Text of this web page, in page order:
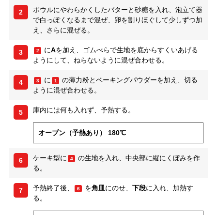
2
ボウルにやわらかくしたバターと砂糖を入れ、泡立て器
で白っぽくなるまで混ぜ、卵を割りほぐして少しずつ加
え、さらに混ぜる。
3 2 にAを加え、ゴムべらで生地を底からすくいあげる
ようにして、ねらないように混ぜ合わせる。
4 3 に 1
の薄力粉とベーキングパウダーを加え、切る
ように混ぜ合わせる。
5 庫内には何も入れず、予熱する。
オーブン（予熱あり） 180℃
6 ケーキ型に 4
の生地を入れ、中央部に縦にくぼみを作
る。
7 予熱終了後、 6 を角皿にのせ、 下段に入れ、加熱す
る。